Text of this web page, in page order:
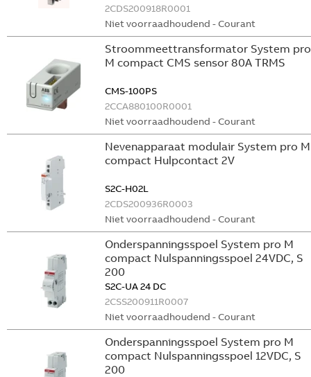
2CDS200918R0001
Niet voorraadhoudend - Courant
Stroommeettransformator System pro
M compact CMS sensor 80A TRMS
CMS-100PS
2CCA880100R0001
Niet voorraadhoudend - Courant
Nevenapparaat modulair System pro M
compact Hulpcontact 2V
S2C-H02L
2CDS200936R0003
Niet voorraadhoudend - Courant
Onderspanningsspoel System pro M
compact Nulspanningsspoel 24VDC, S
200
S2C-UA 24 DC
2CSS200911R0007
Niet voorraadhoudend - Courant
Onderspanningsspoel System pro M
compact Nulspanningsspoel 12VDC, S
200